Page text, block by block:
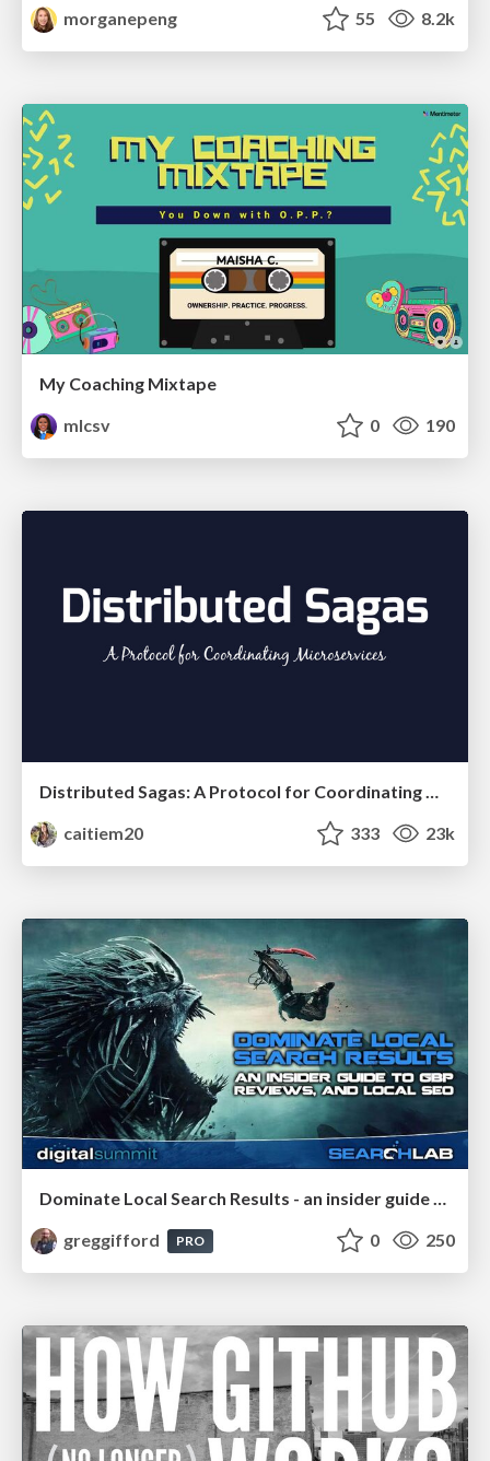
morganepeng 55 8.2k
My Coaching Mixtape
mlcsv
0 190
caitiem20
333 23k
Dominate Local Search Results - an insider guide to GBP, reviews, and Local SEO
greggifford
PRO 0 250